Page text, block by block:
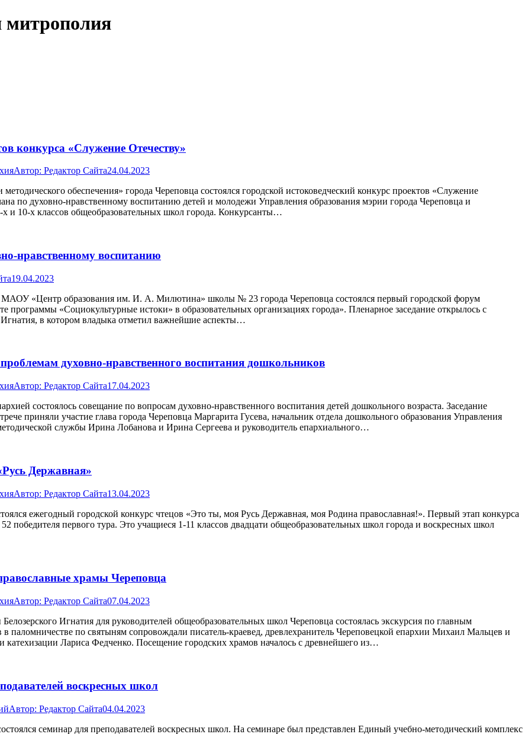
митрополия
конкурса «Служение Отечеству»
Автор: Редактор Сайта24.04.2023
обеспечения» города Череповца состоялся городской истоковедческий конкурс проектов «Служение
по духовно-нравственному воспитанию детей и молодежи Управления образования мэрии города Череповца и
и 10-х классов общеобразовательных школ города. Конкурсанты…
нравственному воспитанию
19.04.2023
МАОУ «Центр образования им. И. А. Милютина» школы № 23 города Череповца состоялся первый городской форум
программы «Социокультурные истоки» в образовательных организациях города». Пленарное заседание открылось с
Игнатия, в котором владыка отметил важнейшие аспекты…
духовно-нравственного воспитания дошкольников
Автор: Редактор Сайта17.04.2023
состоялось совещание по вопросам духовно-нравственного воспитания детей дошкольного возраста. Заседание
приняли участие глава города Череповца Маргарита Гусева, начальник отдела дошкольного образования Управления
службы Ирина Лобанова и Ирина Сергеева и руководитель епархиального…
Державная»
Автор: Редактор Сайта13.04.2023
ежегодный городской конкурс чтецов «Это ты, моя Русь Державная, моя Родина православная!». Первый этап конкурса
победителя первого тура. Это учащиеся 1-11 классов двадцати общеобразовательных школ города и воскресных школ
храмы Череповца
Автор: Редактор Сайта07.04.2023
Игнатия для руководителей общеобразовательных школ Череповца состоялась экскурсия по главным
паломничестве по святыням сопровождали писатель-краевед, древлехранитель Череповецкой епархии Михаил Мальцев и
катехизации Лариса Федченко. Посещение городских храмов началось с древнейшего из…
воскресных школ
Автор: Редактор Сайта04.04.2023
семинар для преподавателей воскресных школ. На семинаре был представлен Единый учебно-методический комплекс